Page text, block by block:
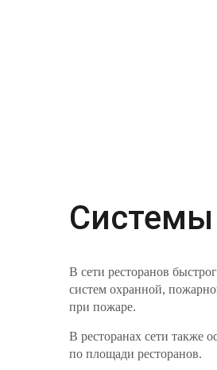
Системы
В сети ресторанов
систем охранной,
при пожаре.
В ресторанах сети также
по площади ресторанов.